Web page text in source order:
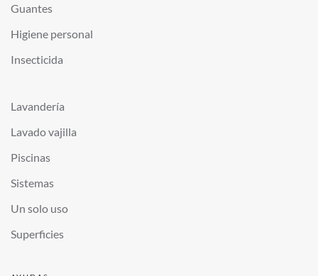
Guantes
Higiene personal
Insecticida
Lavandería
Lavado vajilla
Piscinas
Sistemas
Un solo uso
Superficies